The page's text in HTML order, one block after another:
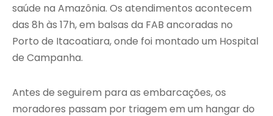
saúde na Amazônia. Os atendimentos acontecem
das 8h às 17h, em balsas da FAB ancoradas no
Porto de Itacoatiara, onde foi montado um Hospital
de Campanha.
Antes de seguirem para as embarcações, os
moradores passam por triagem em um hangar do